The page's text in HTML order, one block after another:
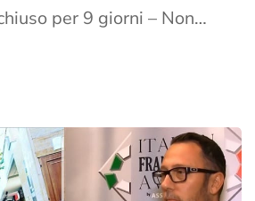
per 9 giorni – Non…